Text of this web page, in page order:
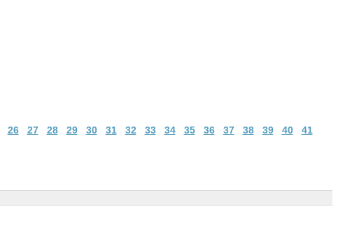
26 27 28 29 30 31 32 33 34 35 36 37 38 39 40
41